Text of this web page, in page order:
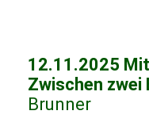
12.11.2025
Zwischen zwei
Brunner